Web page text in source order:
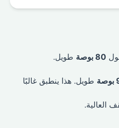
80 بوصة طويل.
طويل. هذا ينطبق غالبًا